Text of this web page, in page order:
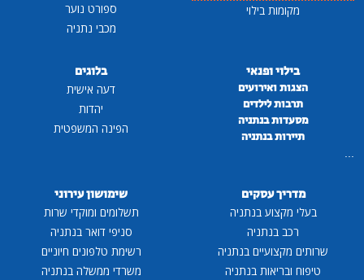
מקומות בילוי
ספורט נוער
מכבי נתניה
בילוי ופנאי
הצגות ואירועים
תרבות לילדים
מסעדות בנתניה
תיירות בנתניה
...
בלוגים
דעה אישית
יהדות
הפינה המשפטית
מדריך עסקים
בעלי מקצוע בנתניה
רכב בנתניה
שרותים מקצועיים בנתניה
טיפוח ובריאות בנתניה
שימושון עירוני
תשלומים ומוקדי שרות
סניפי דואר בנתניה
רשימת טלפונים חיוניים
משרדי ממשלה בנתניה